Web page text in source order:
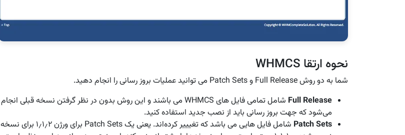
نحوه ارتقا WHMCS
شما به دو روش Full Release و Patch Sets می توانید عملیات بروز رسانی را انجام دهید.
Full Release
شامل تمامی فایل های WHMCS می باشند و این روش بدون در نظر گرفتن نسخه قبلی انجام
می‌شود که جهت بروز رسانی باید از نصب جدید استفاده کنید.
Patch Sets
شامل فایل هایی می باشد که تغیییر کرده‌اند. یعنی یک Patch Sets برای ورژن ۱٫۱٫۲ برای نسخه